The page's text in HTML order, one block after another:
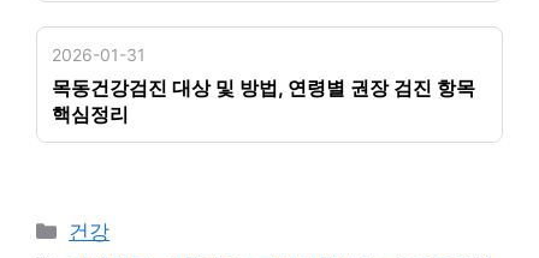
2026-01-31
목동건강검진 대상 및 방법, 연령별 권장 검진 항목
핵심정리
카
건강